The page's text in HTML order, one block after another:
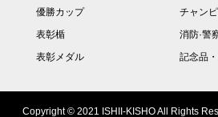
優勝カップ
表彰楯
表彰メダル
チャン
消防·警
記念品
Copyright © 2021 ISHII-KISHO All Rights